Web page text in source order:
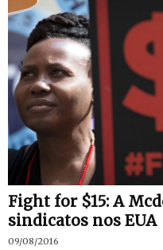
Fight for $15: A
sindicatos nos EUA
09/08/2016